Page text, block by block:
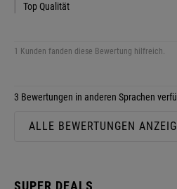
Top Qualität
1 Kunden fanden diese Bewertung hilfreich.
3 Bewertungen in anderen Sprachen
ALLE BEWERTUNGEN
SUPER DEALS